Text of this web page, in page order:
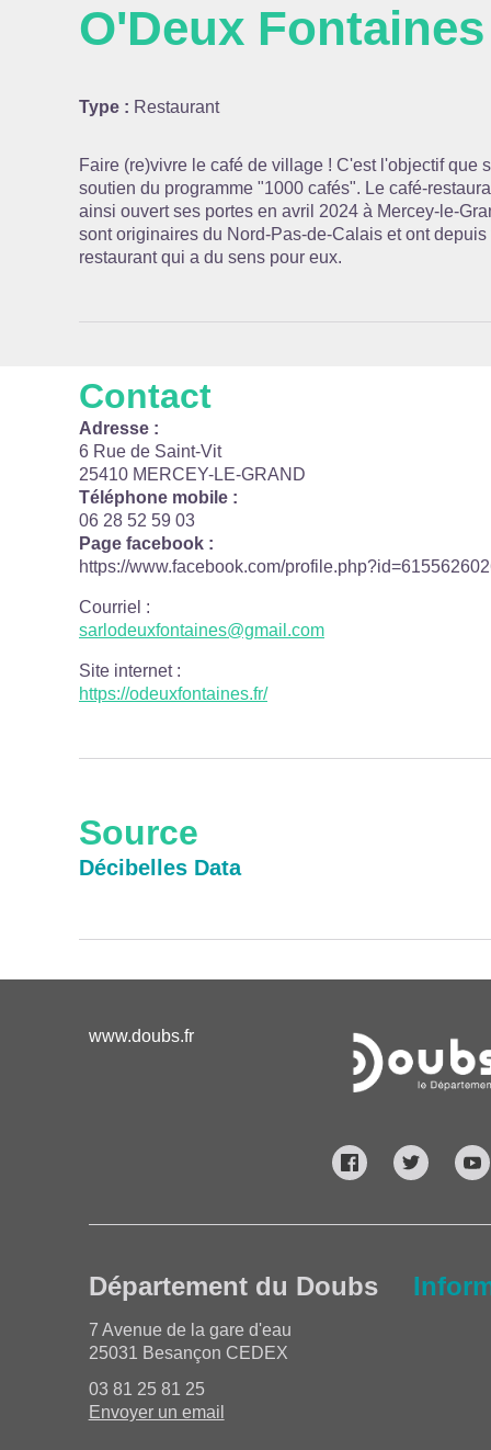
O'Deux Fontaines
Type : Restaurant
Faire (re)vivre le café de village ! C'est l'objectif que
soutien du programme "1000 cafés". Le café-
ainsi ouvert ses portes en avril 2024 à Mercey-le-
sont originaires du Nord-Pas-de-Calais et ont depuis
restaurant qui a du sens pour eux.
Contact
Adresse :
6 Rue de Saint-Vit
25410 MERCEY-LE-GRAND
Téléphone mobile :
06 28 52 59 03
Page facebook :
https://www.facebook.com/
Courriel :
sarlodeuxfontaines@gmail.com
Site internet:
https://odeuxfontaines.fr/
Source
Décibelles Data
www.doubs.fr
Département du Doubs
7 Avenue de la gare d'eau
25031 Besançon CEDEX
03 81 25 81 25
Envoyer un email